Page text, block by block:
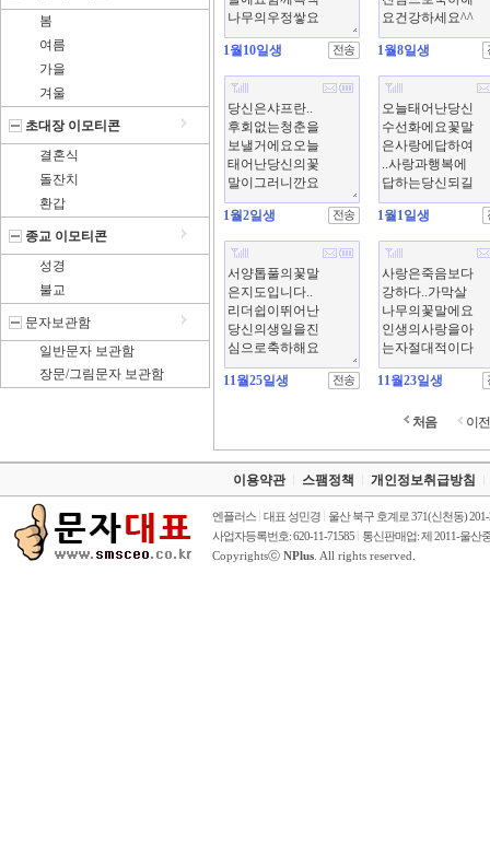
봄
여름
가을
겨울
초대장 이모티콘
결혼식
돌잔치
환갑
종교 이모티콘
성경
불교
문자보관함
일반문자 보관함
장문/그림문자 보관함
1월10일생 1월8일생
1월2일생 1월1일생
11월25일생 11월23일생
처음 이전
이용약관 스팸정책 개인정보취급방침
엔플러스 대표 성민경
울산 북구 호계로 371(신천동)
사업자등록번호: 620-11-71585
통신판매업: 제 2011-울산
Copyrightsⓒ NPlus . All rights reserved.